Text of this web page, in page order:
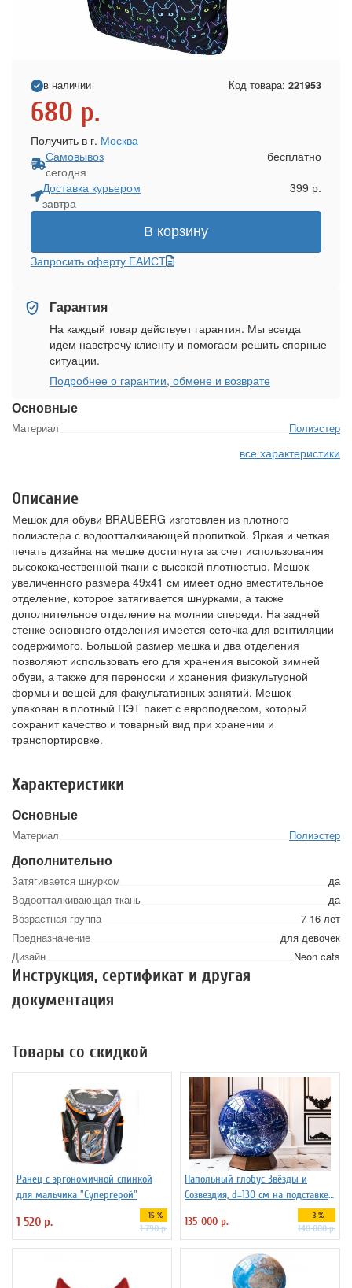
Основные
Материал Полиэстер
все характеристики
в наличии Код товара: 221953
680 р.
Получить в г. Москва
Самовывоз
сегодня
бесплатно
Доставка курьером
завтра
399 р.
В корзину
Запросить оферту ЕАИСТ
Гарантия
На каждый товар действует гарантия. Мы всегда
идем навстречу клиенту и помогаем решить спорные
ситуации.
Подробнее о гарантии, обмене и возврате
Описание
Мешок для обуви BRAUBERG изготовлен из плотного
полиэстера с водоотталкивающей пропиткой. Яркая и четкая
печать дизайна на мешке достигнута за счет использования
высококачественной ткани с высокой плотностью. Мешок
увеличенного размера 49х41 см имеет одно вместительное
отделение, которое затягивается шнурками, а также
дополнительное отделение на молнии спереди. На задней
стенке основного отделения имеется сеточка для вентиляции
содержимого. Большой размер мешка и два отделения
позволяют использовать его для хранения высокой зимней
обуви, а также для переноски и хранения физкультурной
формы и вещей для факультативных занятий. Мешок
упакован в плотный ПЭТ пакет с европодвесом, который
сохранит качество и товарный вид при хранении и
транспортировке.
Характеристики
Основные
Материал Полиэстер
Дополнительно
Затягивается шнурком
да
Водоотталкивающая ткань
да
Возрастная группа
7-16 лет
Предназначение
для девочек
Дизайн
Neon cats
Инструкция, сертификат и другая
документация
Товары со скидкой
Ранец с эргономичной спинкой
для мальчика "Супергерой"
1 520 р. -15 %
1 790 р.
Напольный глобус Звёзды и
Созвездия, d=130 см на подставке
135 000 р. -3 %
140 000 р.